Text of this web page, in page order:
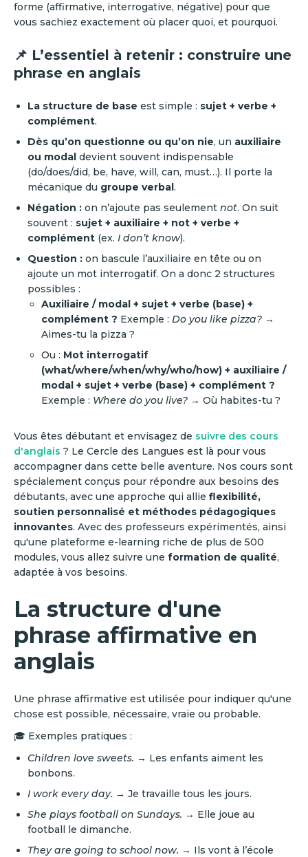
forme (affirmative, interrogative, négative) pour que
vous sachiez exactement où placer quoi, et pourquoi.
📌 L’essentiel à retenir : construire une
phrase en anglais
La structure de base est simple : sujet + verbe +
complément.
Dès qu’on questionne ou qu’on nie, un auxiliaire
ou modal devient souvent indispensable
(do/does/did, be, have, will, can, must…). Il porte la
mécanique du groupe verbal.
Négation : on n’ajoute pas seulement not. On suit
souvent : sujet + auxiliaire + not + verbe +
complément (ex. I don’t know).
Question : on bascule l’auxiliaire en tête ou on
ajoute un mot interrogatif. On a donc 2 structures
possibles :
Auxiliaire / modal + sujet + verbe (base) +
complément ? Exemple : Do you like pizza? →
Aimes-tu la pizza ?
Ou : Mot interrogatif
(what/where/when/why/who/how) + auxiliaire /
modal + sujet + verbe (base) + complément ?
Exemple : Where do you live? → Où habites-tu ?
Vous êtes débutant et envisagez de suivre des cours
d'anglais ? Le Cercle des Langues est là pour vous
accompagner dans cette belle aventure. Nos cours sont
spécialement conçus pour répondre aux besoins des
débutants, avec une approche qui allie flexibilité,
soutien personnalisé et méthodes pédagogiques
innovantes. Avec des professeurs expérimentés, ainsi
qu'une plateforme e-learning riche de plus de 500
modules, vous allez suivre une formation de qualité,
adaptée à vos besoins.
La structure d'une
phrase affirmative en
anglais
Une phrase affirmative est utilisée pour indiquer qu'une
chose est possible, nécessaire, vraie ou probable.
🎓 Exemples pratiques :
Children love sweets. → Les enfants aiment les
bonbons.
I work every day. → Je travaille tous les jours.
She plays football on Sundays. → Elle joue au
football le dimanche.
They are going to school now. → Ils vont à l’école